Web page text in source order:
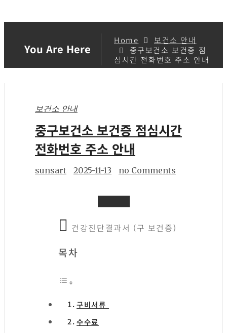
You Are Here
Home
보건소 안내
중구보건소 보건증 점
심시간 전화번호 주소 안내
보건소 안내
중구보건소 보건증 점심시간
전화번호 주소 안내
sunsart 2025-11-13 no Comments
건강진단결과서 (구 보건증)
목차
구비서류
수수료